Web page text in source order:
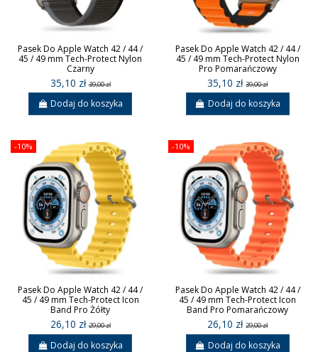
Pasek Do Apple Watch 42 / 44 /
45 / 49 mm Tech-Protect Nylon
Czarny
35,10 zł39,00 zł
Dodaj do koszyka
Pasek Do Apple Watch 42 / 44 /
45 / 49 mm Tech-Protect Nylon
Pro Pomarańczowy
35,10 zł39,00 zł
Dodaj do koszyka
-10%
Pasek Do Apple Watch 42 / 44 /
45 / 49 mm Tech-Protect Icon
Band Pro Żółty
26,10 zł29,00 zł
Dodaj do koszyka
-10%
Pasek Do Apple Watch 42 / 44 /
45 / 49 mm Tech-Protect Icon
Band Pro Pomarańczowy
26,10 zł29,00 zł
Dodaj do koszyka